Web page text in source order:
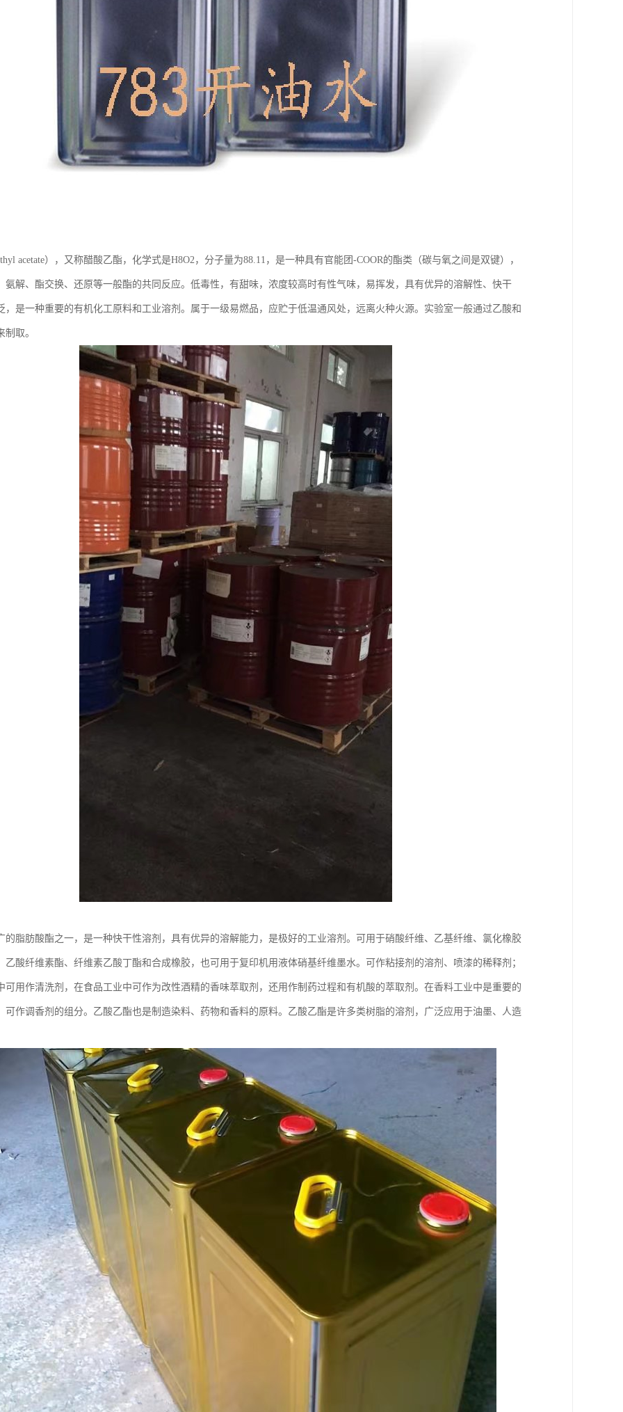
acetate），又称醋酸乙酯，化学式是H8O2，分子量为88.11，是一种具有官能团-COOR的酯类（碳与氧之间是双键），
氨解、酯交换、还原等一般酯的共同反应。低毒性，有甜味，浓度较高时有性气味，易挥发，具有优异的溶解性、快干
，是一种重要的有机化工原料和工业溶剂。属于一级易燃品，应贮于低温通风处，远离火种火源。实验室一般通过乙酸和
制取。
的脂肪酸酯之一，是一种快干性溶剂，具有优异的溶解能力，是极好的工业溶剂。可用于硝酸纤维、乙基纤维、氯化橡胶
乙酸纤维素酯、纤维素乙酸丁酯和合成橡胶，也可用于复印机用液体硝基纤维墨水。可作粘接剂的溶剂、喷漆的稀释剂；
可用作清洗剂，在食品工业中可作为改性酒精的香味萃取剂，还用作制药过程和有机酸的萃取剂。在香料工业中是重要的
可作调香剂的组分。乙酸乙酯也是制造染料、药物和香料的原料。乙酸乙酯是许多类树脂的溶剂，广泛应用于油墨、人造